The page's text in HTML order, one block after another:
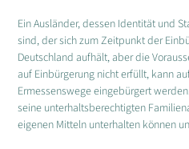
Ein Ausländer, dessen Identität und
sind, der sich zum Zeitpunkt der
Deutschland aufhält, aber die
auf Einbürgerung nicht erfüllt, kann
Ermessenswege eingebürgert
seine unterhaltsberechtigten
eigenen Mitteln unterhalten können